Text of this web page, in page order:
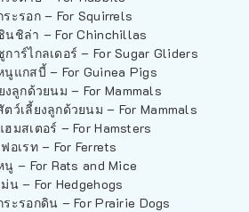
ะรอก – For Squirrels
นชิล่า – For Chinchillas
าร์ไกลเดอร์ – For Sugar Gliders
นูแกสบี้ – For Guinea Pigs
งลูกด้วยนม – For Mammals
ว์เลี้ยงลูกด้วยนม – For Mammals
มสเตอร์ – For Hamsters
อเรท – For Ferrets
– For Rats and Mice
น – For Hedgehogs
ะรอกดิน – For Prairie Dogs